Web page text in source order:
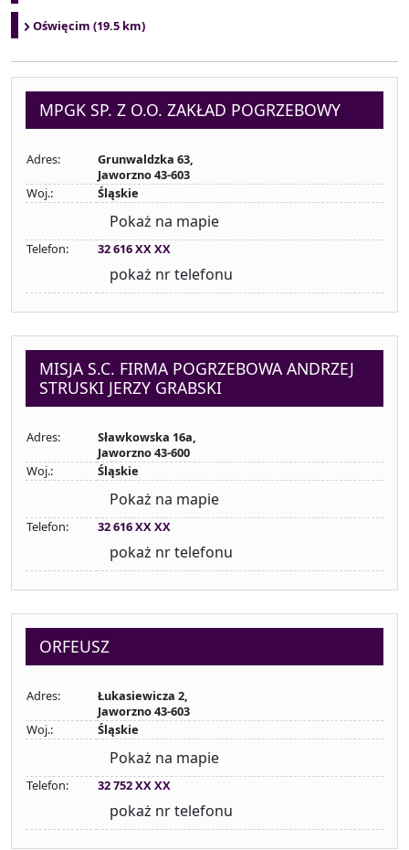
Oświęcim (19.5 km)
MPGK SP. Z O.O. ZAKŁAD POGRZEBOWY
Adres:
Grunwaldzka 63,
Jaworzno 43-603
Woj.:
Śląskie
Pokaż na mapie
Telefon: 32 616 XX XX
pokaż nr telefonu
MISJA S.C. FIRMA POGRZEBOWA ANDRZEJ
STRUSKI JERZY GRABSKI
Adres:
Sławkowska 16a,
Jaworzno 43-600
Woj.:
Śląskie
Pokaż na mapie
Telefon: 32 616 XX XX
pokaż nr telefonu
ORFEUSZ
Adres:
Łukasiewicza 2,
Jaworzno 43-603
Woj.:
Śląskie
Pokaż na mapie
Telefon: 32 752 XX XX
pokaż nr telefonu